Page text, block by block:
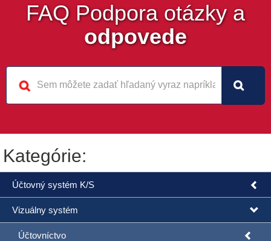
FAQ Podpora otázky a
odpovede
Kategórie:
Účtovný systém K/S
Vizuálny systém
Účtovníctvo